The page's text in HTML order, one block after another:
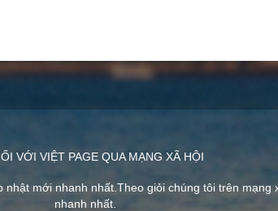
VỚI VIỆT PAGE QUA MẠNG XÃ HỘI
mới nhanh nhất.Theo giỏi chúng tôi trên
nhanh nhất.